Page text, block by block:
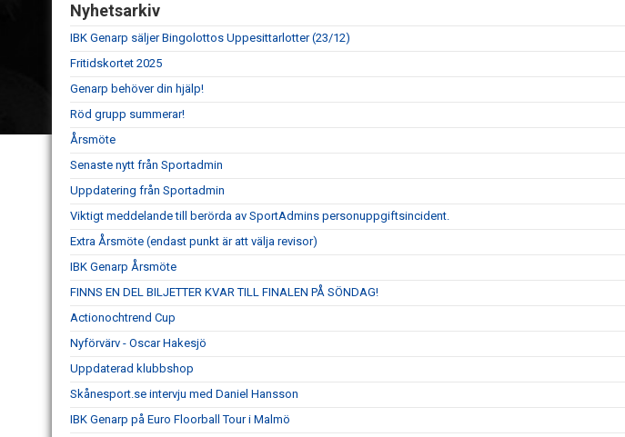
Nyhetsarkiv
IBK Genarp säljer Bingolottos Uppesittarlotter (23/12)
Fritidskortet 2025
Genarp behöver din hjälp!
Röd grupp summerar!
Årsmöte
Senaste nytt från Sportadmin
Uppdatering från Sportadmin
Viktigt meddelande till berörda av SportAdmins personuppgiftsincident.
Extra Årsmöte (endast punkt är att välja revisor)
IBK Genarp Årsmöte
FINNS EN DEL BILJETTER KVAR TILL FINALEN PÅ SÖNDAG!
Actionochtrend Cup
Nyförvärv - Oscar Hakesjö
Uppdaterad klubbshop
Skånesport.se intervju med Daniel Hansson
IBK Genarp på Euro Floorball Tour i Malmö